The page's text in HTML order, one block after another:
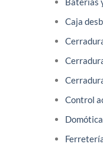
Caja
Control
Domótica